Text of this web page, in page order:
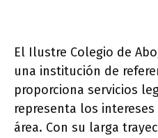
El Ilustre Colegio de
una institución de
proporciona servicios
representa los
área. Con su larga